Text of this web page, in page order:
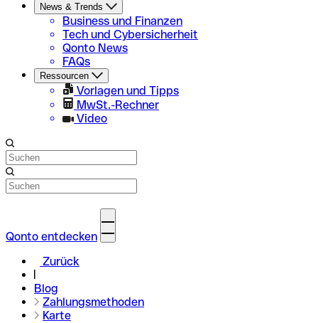
News & Trends
Business und Finanzen
Tech und Cybersicherheit
Qonto News
FAQs
Ressourcen
Vorlagen und Tipps
MwSt.-Rechner
Video
Qonto entdecken
Zurück
Blog
Zahlungsmethoden
Karte